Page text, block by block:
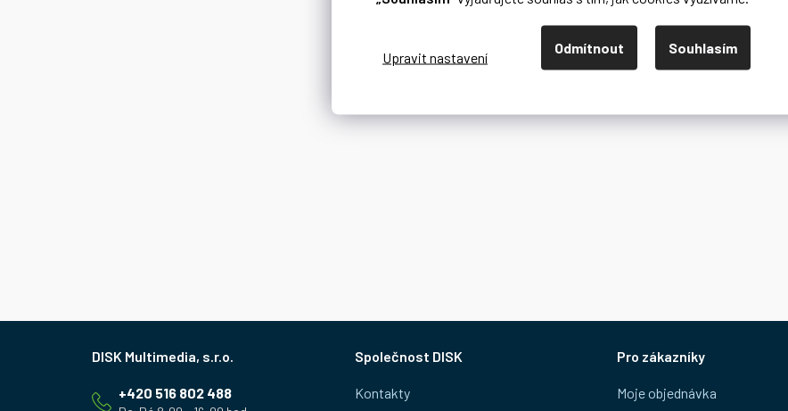
Odmítnout Souhlasím
+420 516 802 488
Společnost DISK
Kontakty
Pro zákazníky
Moje objednávka